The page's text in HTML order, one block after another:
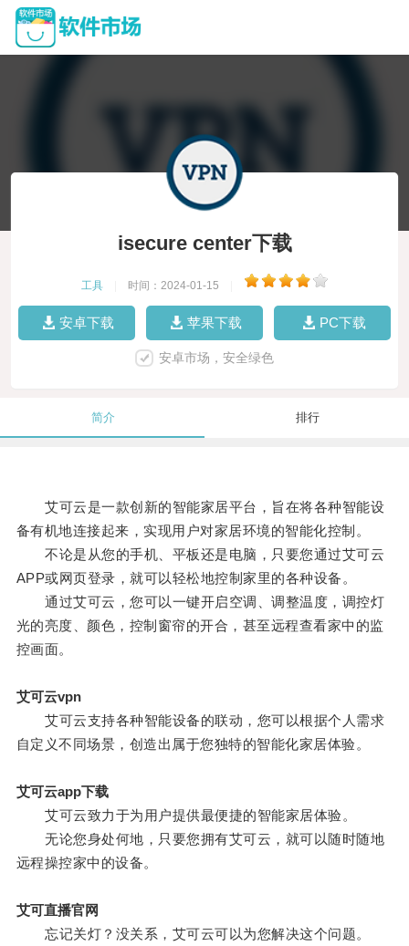
isecure center下载
工具 时间：2024-01-15
安卓下载 苹果下载 PC下载
安卓市场，安全绿色
简介 排行
艾可云是一款创新的智能家居平台，旨在将各种智能设
备有机地连接起来，实现用户对家居环境的智能化控制。
不论是从您的手机、平板还是电脑，只要您通过艾可云
APP或网页登录，就可以轻松地控制家里的各种设备。
通过艾可云，您可以一键开启空调、调整温度，调控灯
光的亮度、颜色，控制窗帘的开合，甚至远程查看家中的监
控画面。
艾可云vpn
艾可云支持各种智能设备的联动，您可以根据个人需求
自定义不同场景，创造出属于您独特的智能化家居体验。
艾可云app下载
艾可云致力于为用户提供最便捷的智能家居体验。
无论您身处何地，只要您拥有艾可云，就可以随时随地
远程操控家中的设备。
艾可直播官网
忘记关灯？没关系，艾可云可以为您解决这个问题。